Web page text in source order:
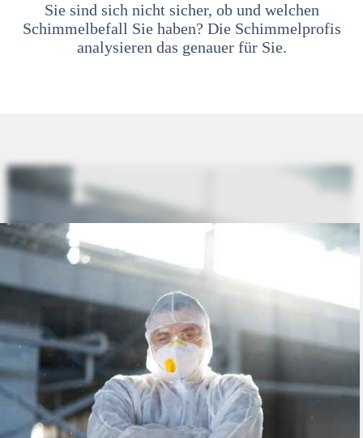
Sie sind sich nicht sicher, ob und welchen
Schimmelbefall Sie haben? Die Schimmelprofis
analysieren das genauer für Sie.